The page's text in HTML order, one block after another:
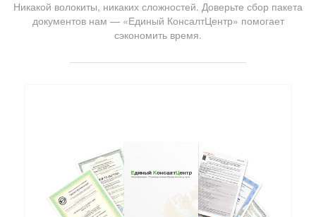
Никакой волокиты, никаких сложностей. Доверьте сбор пакета
документов нам — «Единый КонсалтЦентр» помогает
сэкономить время.